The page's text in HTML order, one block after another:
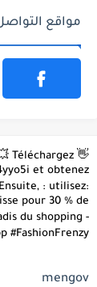
مواقع
Téléchargez
et obtenez
: utilisez:
pour 30 % de
du shopping -
#FashionFrenzy
mengov